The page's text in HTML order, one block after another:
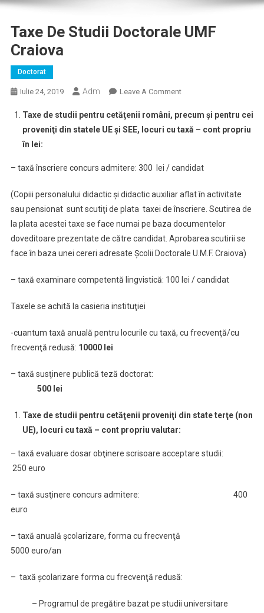
Taxe De Studii Doctorale UMF
Craiova
Doctorat
Iulie 24, 2019 Adm Leave A CommentOn
De
Studii
Craiova
Taxe de studii pentru cetăţenii români, precum şi pentru cei
proveniţi din statele UE şi SEE, locuri cu taxă – cont propriu
în lei:
– taxă înscriere concurs admitere: 300 lei / candidat
(Copiii personalului didactic şi didactic auxiliar aflat în activitate
sau pensionat sunt scutiţi de plata taxei de înscriere. Scutirea de
la plata acestei taxe se face numai pe baza documentelor
doveditoare prezentate de către candidat. Aprobarea scutirii se
face în baza unei cereri adresate Şcolii Doctorale U.M.F. Craiova)
– taxă examinare competentă lingvistică: 100 lei / candidat
Taxele se achită la casieria instituţiei
-cuantum taxă anuală pentru locurile cu taxă, cu frecvenţă/cu
frecvenţă redusă: 10000lei
– taxă susţinere publică teză doctorat:
500lei
Taxe de studii pentru cetăţenii proveniţi din state terţe (non
UE), locuri cu taxă – cont propriu valutar:
– taxă evaluare dosar obţinere scrisoare acceptare studii:
250 euro
– taxă susţinere concurs admitere: 400
euro
– taxă anuală şcolarizare, forma cu frecvenţă
5000 euro/an
– taxă şcolarizare forma cu frecvenţă redusă:
– Programul de pregătire bazat pe studii universitare